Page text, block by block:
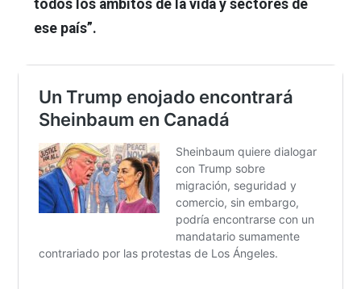
todos los ámbitos de la vida y sectores de
ese país”.